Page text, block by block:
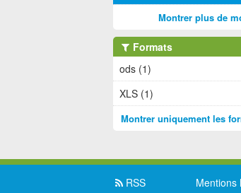
Montrer plus de
Formats
ods (1)
XLS (1)
Montrer uniquement les
RSS Mentions